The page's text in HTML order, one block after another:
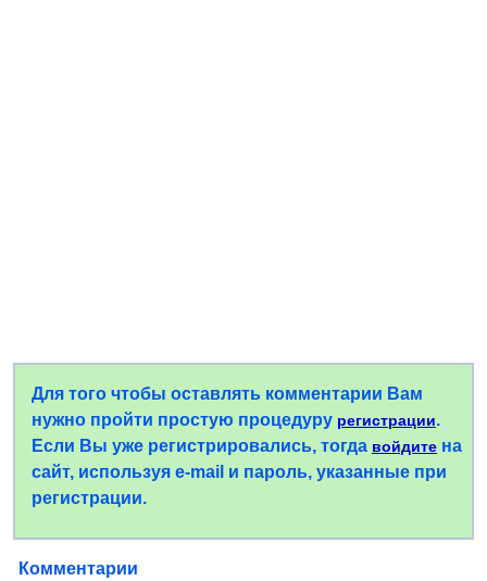
Для того чтобы оставлять комментарии Вам
нужно пройти простую процедуру регистрации.
Если Вы уже регистрировались, тогда войдите на
сайт, используя e-mail и пароль, указанные при
регистрации.
Комментарии